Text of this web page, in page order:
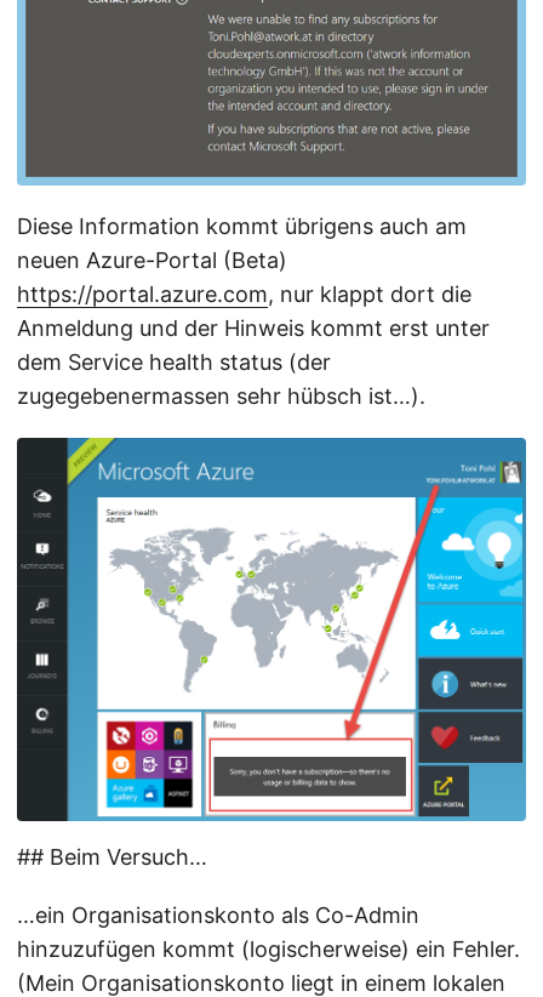
Diese Information kommt übrigens auch am
neuen Azure-Portal (Beta)
https://portal.azure.com, nur klappt dort die
Anmeldung und der Hinweis kommt erst unter
dem Service health status (der
zugegebenermassen sehr hübsch ist…).
## Beim Versuch…
…ein Organisationskonto als Co-Admin
hinzuzufügen kommt (logischerweise) ein Fehler.
(Mein Organisationskonto liegt in einem lokalen